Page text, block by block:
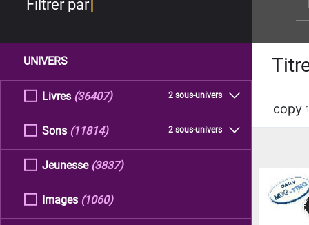
Filtrer par
UNIVERS
Livres 2 sous-univers
(36407)
Sons 2 sous-univers
(11814)
Jeunesse (3837)
Images (1060)
copy